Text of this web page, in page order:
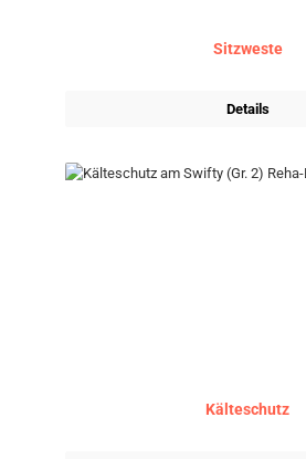
Sitzweste
Details
Kälteschutz